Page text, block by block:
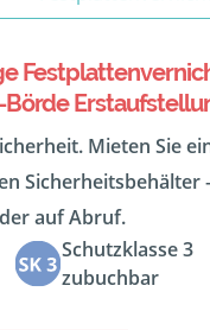
Mieten Sie
Sicherheitsbehälter
auf Abruf.
Schutzklasse 3
zubuchbar